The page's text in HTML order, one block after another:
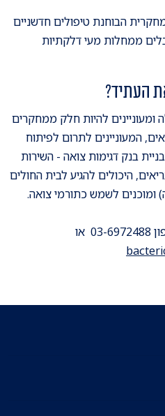
הבוחנת טיפולים חדשניים
ממחלות מעי דלקתיות
העתיד?
להיות חלק ממחקרים
המעוניינים לתרום לפיתוח
בנק דגימות צואה - השירות
היכולים להגיע לבית החולים
ומוכנים לשמש כתורמי צואה.
פרטים נוספים ניתן לקבל בטלפון 03-6972488 או